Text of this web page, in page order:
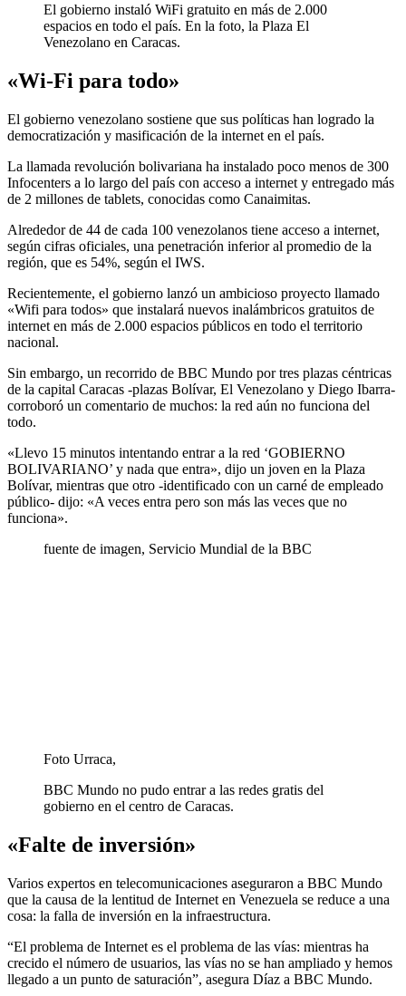
El gobierno instaló WiFi gratuito en más de 2.000
espacios en todo el país. En la foto, la Plaza El
Venezolano en Caracas.
«Wi-Fi para todo»
El gobierno venezolano sostiene que sus políticas han logrado la
democratización y masificación de la internet en el país.
La llamada revolución bolivariana ha instalado poco menos de 300
Infocenters a lo largo del país con acceso a internet y entregado más
de 2 millones de tablets, conocidas como Canaimitas.
Alrededor de 44 de cada 100 venezolanos tiene acceso a internet,
según cifras oficiales, una penetración inferior al promedio de la
región, que es 54%, según el IWS.
Recientemente, el gobierno lanzó un ambicioso proyecto llamado
«Wifi para todos» que instalará nuevos inalámbricos gratuitos de
internet en más de 2.000 espacios públicos en todo el territorio
nacional.
Sin embargo, un recorrido de BBC Mundo por tres plazas céntricas
de la capital Caracas -plazas Bolívar, El Venezolano y Diego Ibarra-
corroboró un comentario de muchos: la red aún no funciona del
todo.
«Llevo 15 minutos intentando entrar a la red ‘GOBIERNO
BOLIVARIANO’ y nada que entra», dijo un joven en la Plaza
Bolívar, mientras que otro -identificado con un carné de empleado
público- dijo: «A veces entra pero son más las veces que no
funciona».
fuente de imagen, Servicio Mundial de la BBC
Foto Urraca,
BBC Mundo no pudo entrar a las redes gratis del
gobierno en el centro de Caracas.
«Falte de inversión»
Varios expertos en telecomunicaciones aseguraron a BBC Mundo
que la causa de la lentitud de Internet en Venezuela se reduce a una
cosa: la falla de inversión en la infraestructura.
“El problema de Internet es el problema de las vías: mientras ha
crecido el número de usuarios, las vías no se han ampliado y hemos
llegado a un punto de saturación”, asegura Díaz a BBC Mundo.